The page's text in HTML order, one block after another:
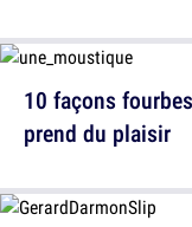
10 façons
prend du plaisir